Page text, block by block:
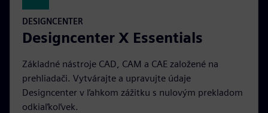
DESIGNCENTER
Designcenter X Essentials
Základné nástroje CAD, CAM a CAE založené na
prehliadači. Vytvárajte a upravujte údaje
Designcenter v ľahkom zážitku s nulovým prekladom
odkiaľkoľvek.